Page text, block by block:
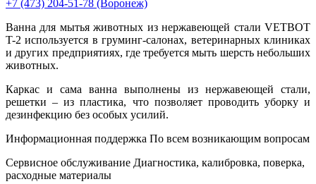
+7 (473) 204-51-78 (Воронеж)
Ванна для мытья животных из нержавеющей стали VETBOT
T-2 используется в груминг-салонах, ветеринарных клиниках
и других предприятиях, где требуется мыть шерсть небольших
животных.
Каркас и сама ванна выполнены из нержавеющей стали,
решетки – из пластика, что позволяет проводить уборку и
дезинфекцию без особых усилий.
Информационная поддержка По всем возникающим вопросам
Сервисное обслуживание Диагностика, калибровка, поверка,
расходные материалы